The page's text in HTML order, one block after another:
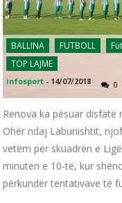
BALLINA FUTBOLL
TOP LAJME
infosport - 14/07/2018 0
Renova ka pësuar disfatë
Ohër ndaj Labunishtit,
vetëm për skuadrën e
minutën e 10-të, kur
përkundër tentativave të